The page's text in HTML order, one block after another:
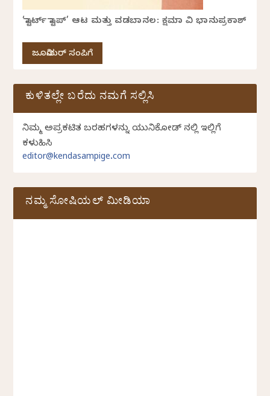
‘ಸ್ಟಾರ್ಟ್ ಸ್ಟಾಪ್’ ಆಟ ಮತ್ತು ವಡಬಾನಲ: ಕ್ಷಮಾ ವಿ ಭಾನುಪ್ರಕಾಶ್
ಜೂನಿಯರ್ ಸಂಪಿಗೆ
ಕುಳಿತಲ್ಲೇ ಬರೆದು ನಮಗೆ ಸಲ್ಲಿಸಿ
ನಿಮ್ಮ ಅಪ್ರಕಟಿತ ಬರಹಗಳನ್ನು ಯುನಿಕೋಡ್ ನಲ್ಲಿ ಇಲ್ಲಿಗೆ
ಕಳುಹಿಸಿ
editor@kendasampige.com
ನಮ್ಮ ಸೋಷಿಯಲ್‌ ಮೀಡಿಯಾ